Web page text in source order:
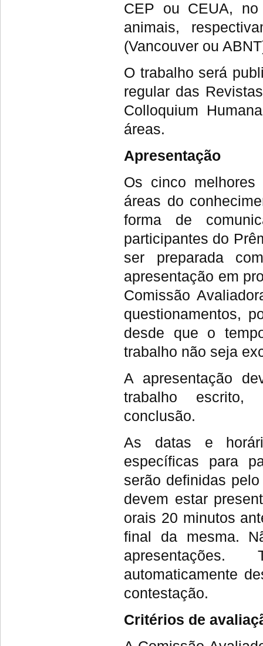
CEP ou CEUA,
animais,
(Vancouver ou
O trabalho será
regular das
Colloquium
áreas.
Apresentação
Os cinco
áreas do
forma de
participantes do
ser preparada
apresentação em
Comissão
questionamentos,
desde que o
trabalho não seja
A apresentação
trabalho escrito,
conclusão.
As datas e
específicas para
serão definidas
devem estar
orais 20 minutos
final da mesma.
automaticamente
contestação.
Critérios de